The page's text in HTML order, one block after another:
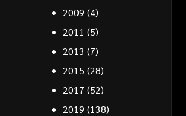
2009 (4)
2011 (5)
2013 (7)
2015 (28)
2017 (52)
2019 (138)